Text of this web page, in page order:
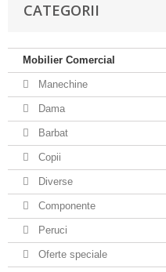
CATEGORII
Mobilier Comercial
Manechine
Dama
Barbat
Copii
Diverse
Componente
Peruci
Oferte speciale